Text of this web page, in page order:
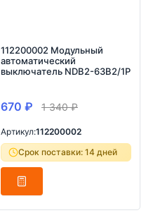
112200002 Модульный
автоматический
выключатель NDB2-63B2/1P
670 ₽ 1 340₽
Артикул:112200002
Срок поставки: 14 дней